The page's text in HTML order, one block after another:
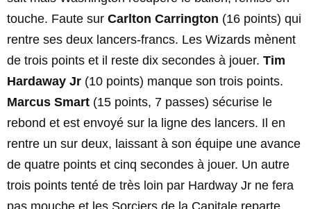
touche. Faute sur Carlton Carrington (16 points) qui
rentre ses deux lancers-francs. Les Wizards mènent
de trois points et il reste dix secondes à jouer. Tim
Hardaway Jr (10 points) manque son trois points.
Marcus Smart (15 points, 7 passes) sécurise le
rebond et est envoyé sur la ligne des lancers. Il en
rentre un sur deux, laissant à son équipe une avance
de quatre points et cinq secondes à jouer. Un autre
trois points tenté de très loin par Hardway Jr ne fera
pas mouche et les Sorciers de la Capitale reparte